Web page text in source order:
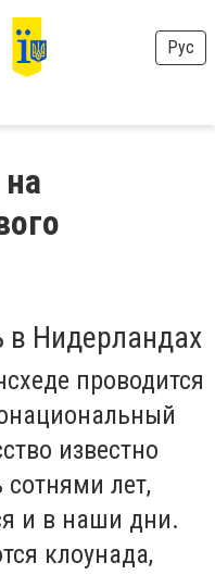
Рус
в Нидерландах
проводится
известно
лет,
и в наши дни.
клоунада,